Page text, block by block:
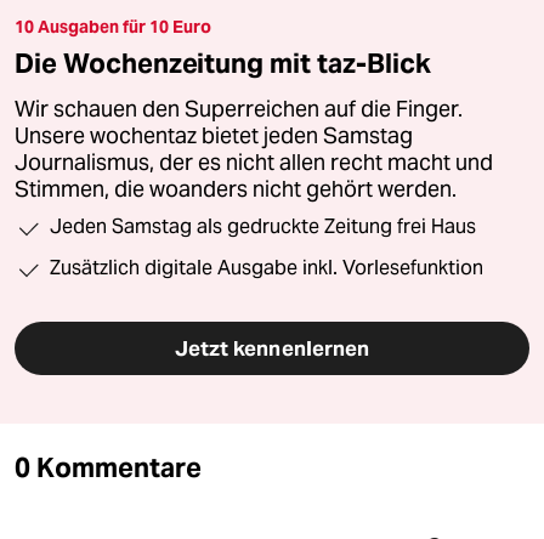
10 Ausgaben für 10 Euro
Die Wochenzeitung mit taz-Blick
Wir schauen den Superreichen auf die Finger.
Unsere wochentaz bietet jeden Samstag
Journalismus, der es nicht allen recht macht und
Stimmen, die woanders nicht gehört werden.
Jeden Samstag als gedruckte Zeitung frei Haus
Zusätzlich digitale Ausgabe inkl. Vorlesefunktion
Jetzt kennenlernen
0 Kommentare